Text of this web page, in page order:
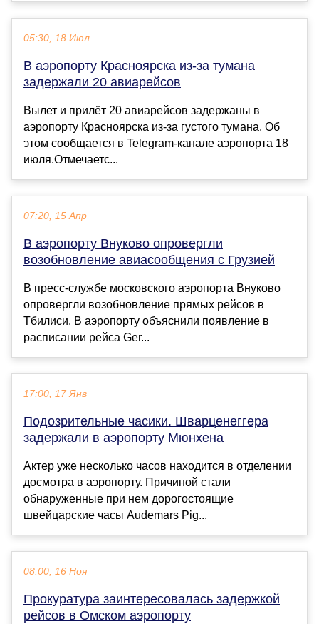
05:30, 18 Июл
В аэропорту Красноярска из-за тумана
задержали 20 авиарейсов
Вылет и прилёт 20 авиарейсов задержаны в
аэропорту Красноярска из-за густого тумана. Об
этом сообщается в Telegram-канале аэропорта 18
июля.Отмечаетс...
07:20, 15 Апр
В аэропорту Внуково опровергли
возобновление авиасообщения с Грузией
В пресс-службе московского аэропорта Внуково
опровергли возобновление прямых рейсов в
Тбилиси. В аэропорту объяснили появление в
расписании рейса Ger...
17:00, 17 Янв
Подозрительные часики. Шварценеггера
задержали в аэропорту Мюнхена
Актер уже несколько часов находится в отделении
досмотра в аэропорту. Причиной стали
обнаруженные при нем дорогостоящие
швейцарские часы Audemars Pig...
08:00, 16 Ноя
Прокуратура заинтересовалась задержкой
рейсов в Омском аэропорту